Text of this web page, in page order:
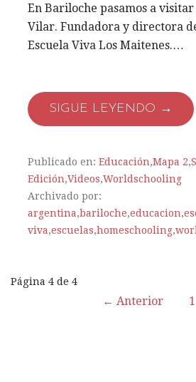
En Bariloche pasamos a
Vilar. Fundadora y directora
Escuela Viva Los Maitenes.…
SIGUE LEYENDO →
Publicado en: Educación,Mapa 2,
Edición,Videos,Worldschooling
Archivado por:
argentina,bariloche,educacion,
viva,escuelas,homeschooling,
Página 4 de 4
← Anterior 1